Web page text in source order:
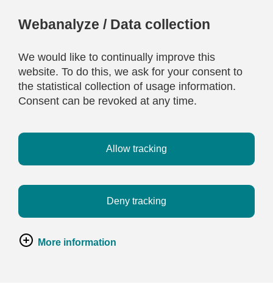
Webanalyze / Data collection
We would like to continually improve this
website. To do this, we ask for your consent to
the statistical collection of usage information.
Consent can be revoked at any time.
Allow tracking
Deny tracking
More information